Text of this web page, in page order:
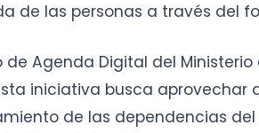
de las personas a través del
de Agenda Digital del
iniciativa busca aprovechar
de las dependencias